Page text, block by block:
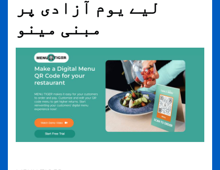
لیے یوم آزادی پر
مبنی مینو